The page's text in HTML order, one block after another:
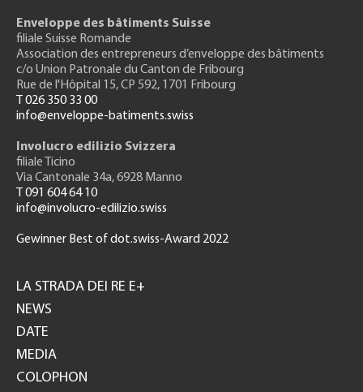
Enveloppe des bâtiments Suisse
filiale Suisse Romande
Association des entrepreneurs d’enveloppe des bâtiments
c/o Union Patronale du Canton de Fribourg
Rue de l'Hôpital 15, CP 592, 1701 Fribourg
T 026 350 33 00
info@enveloppe-batiments.swiss
Involucro edilizio Svizzera
filiale Ticino
Via Cantonale 34a, 6928 Manno
T 091 604 64 10
info@involucro-edilizio.swiss
Gewinner Best of dot.swiss-Award 2022
GH
LA STRADA DEI RE E+
NEWS
DATE
MEDIA
COLOPHON